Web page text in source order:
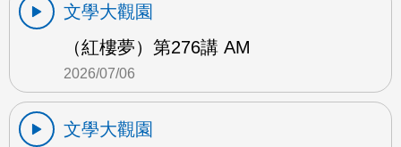
文學大觀園
（紅樓夢）第276講 AM
2026/07/06
文學大觀園